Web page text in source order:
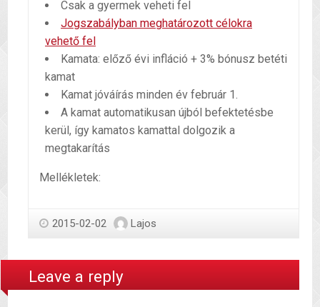
Csak a gyermek veheti fel
Jogszabályban meghatározott célokra
vehető fel
Kamata: előző évi infláció + 3% bónusz betéti
kamat
Kamat jóváírás minden év február 1.
A kamat automatikusan újból befektetésbe
kerül, így kamatos kamattal dolgozik a
megtakarítás
Mellékletek:
2015-02-02 Lajos
Leave a reply